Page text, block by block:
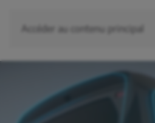
Accéder au contenu principal